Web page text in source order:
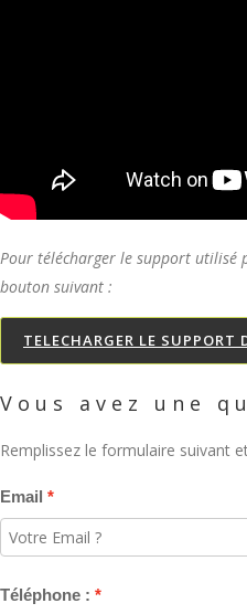
Pour télécharger le support utilisé
bouton suivant :
TELECHARGER LE
Vous avez une
Remplissez le formulaire suivant
Email
Téléphone :